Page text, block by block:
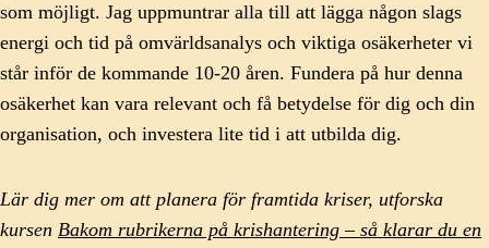
som möjligt. Jag uppmuntrar alla till att lägga någon slags
energi och tid på omvärldsanalys och viktiga osäkerheter vi
står inför de kommande 10-20 åren. Fundera på hur denna
osäkerhet kan vara relevant och få betydelse för dig och din
organisation, och investera lite tid i att utbilda dig.
Lär dig mer om att planera för framtida kriser, utforska
kursen Bakom rubrikerna på krishantering – så klarar du en